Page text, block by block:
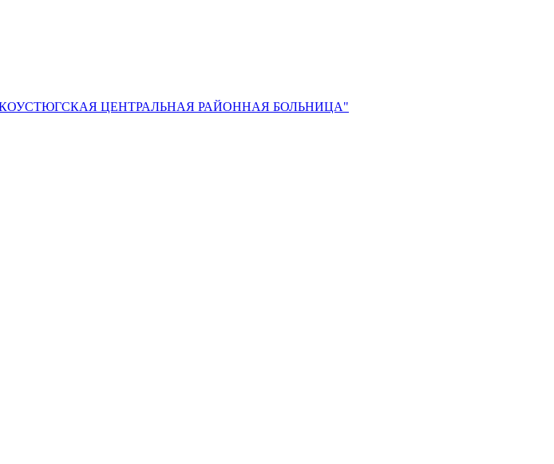
ЦЕНТРАЛЬНАЯ РАЙОННАЯ БОЛЬНИЦА"